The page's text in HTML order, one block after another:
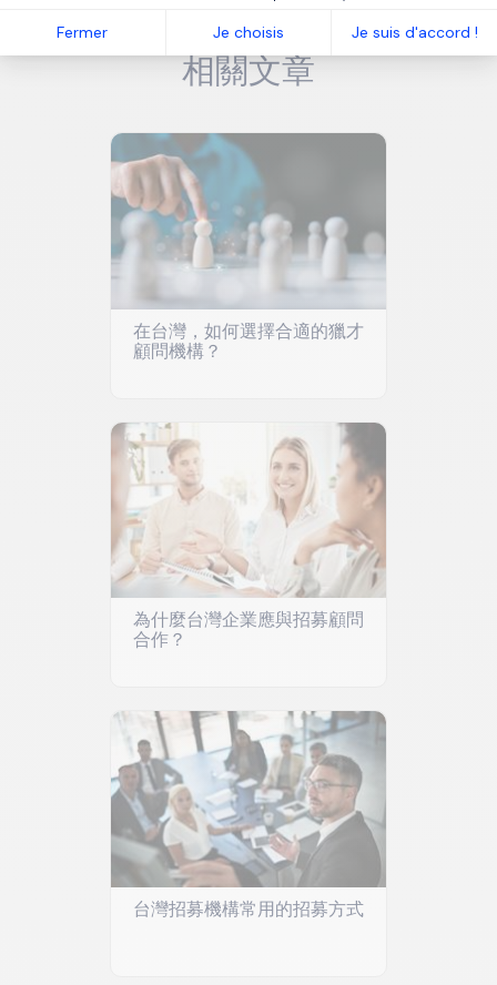
Fermer Je choisis Je suis d'accord !
我們的資源
相關文章
在台灣，如何選擇合適的獵才
顧問機構？
為什麼台灣企業應與招募顧問
合作？
台灣招募機構常用的招募方式